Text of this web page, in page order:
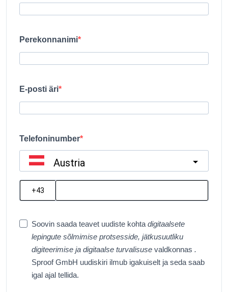
Perekonnanimi
E-posti äri
Telefoninumber
Austria
Soovin saada teavet uudiste kohta digitaalsete
lepingute sõlmimise protsesside, jätkusuutliku
digiteerimise ja digitaalse turvalisuse valdkonnas .
Sproof GmbH uudiskiri ilmub igakuiselt ja seda saab
igal ajal tellida.